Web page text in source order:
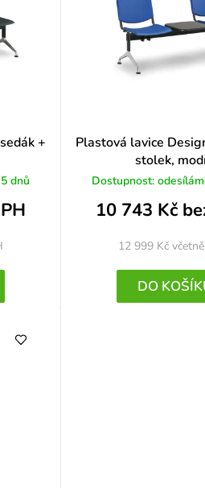
+
dnů
Plastová lavice
stolek,
Dostupnost:
10 743 Kč
12 999 Kč
DO